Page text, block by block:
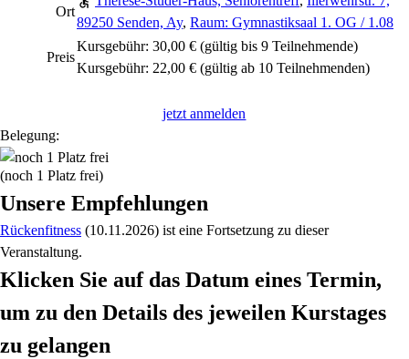
Ort
89250 Senden, Ay, Raum: Gymnastiksaal 1. OG / 1.08
Preis
Kursgebühr: 30,00 € (gültig bis 9 Teilnehmende)
Kursgebühr: 22,00 € (gültig ab 10 Teilnehmenden)
jetzt anmelden
Belegung:
(noch 1 Platz frei)
Unsere Empfehlungen
Rückenfitness (10.11.2026) ist eine Fortsetzung zu dieser
Veranstaltung.
Klicken Sie auf das Datum eines Termin,
um zu den Details des jeweilen Kurstages
zu gelangen